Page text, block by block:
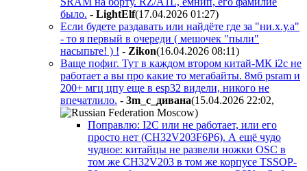
было. - LightElf(17.04.2026 01:27)
Если будете раздавать или найдёте где за "ни.х.у.а"
- то я первый в очереди ( мешочек "пыли"
насыпьте! ) ! - Zikon(16.04.2026 08:11)
Ваще пофиг. Тут в каждом втором китай-МК i2c не
работает а вы про какие то мегабайты. 8мб psram и
200+ мгц цпу еще в esp32 видели, никого не
впечатлило. - 3m_c_дивaнa(15.04.2026 22:02,
)
Поправлю: I2C или не работает, или его
просто нет (CH32V203F6P6). А ещё чудо
чудное: китайцы не развели ножки OSC в
том же CH32V203 в том же корпусе TSSOP-